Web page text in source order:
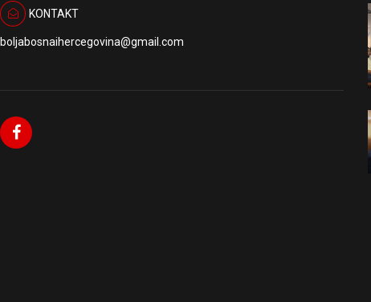
KONTAKT
boljabosnaihercegovina@gmail.com